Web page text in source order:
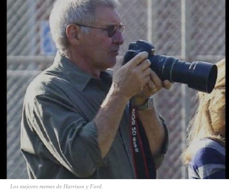
Los mejores memes de Harrison y Ford.